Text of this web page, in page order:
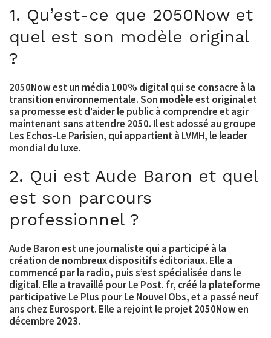
1. Qu’est-ce que 2050Now et
quel est son modèle original
?
2050Now est un média 100% digital qui se consacre à la
transition environnementale. Son modèle est original et
sa promesse est d’aider le public à comprendre et agir
maintenant sans attendre 2050. Il est adossé au groupe
Les Echos-Le Parisien, qui appartient à LVMH, le leader
mondial du luxe.
2. Qui est Aude Baron et quel
est son parcours
professionnel ?
Aude Baron est une journaliste qui a participé à la
création de nombreux dispositifs éditoriaux. Elle a
commencé par la radio, puis s’est spécialisée dans le
digital. Elle a travaillé pour Le Post. fr, créé la plateforme
participative Le Plus pour Le Nouvel Obs, et a passé neuf
ans chez Eurosport. Elle a rejoint le projet 2050Now en
décembre 2023.